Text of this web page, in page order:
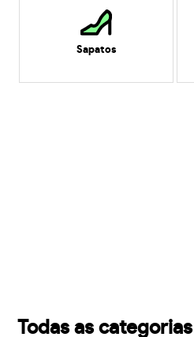
Sapatos
Todas as categorias